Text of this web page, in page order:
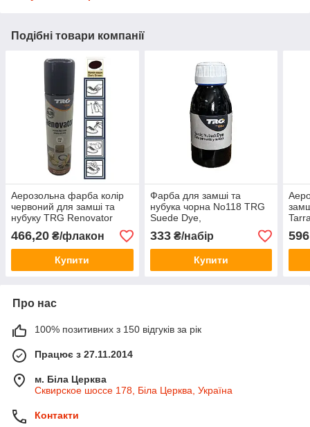
Подібні товари компанії
Аерозольна фарба колір
червоний для замші та
нубуку TRG Renovator
250ml #112
466,20 ₴/флакон
Купити
Фарба для замші та
нубука чорна No118 TRG
Suede Dye,
333₴/набір
Купити
Про нас
100% позитивних з 150 відгуків за рік
Працює з 27.11.2014
м. Біла Церква
Сквирское шоссе 178, Біла Церква, Україна
Контакти